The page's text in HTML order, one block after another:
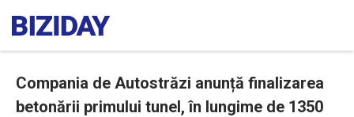
Compania de Autostrăzi anunță finalizarea
betonării primului tunel, în lungime de 1350